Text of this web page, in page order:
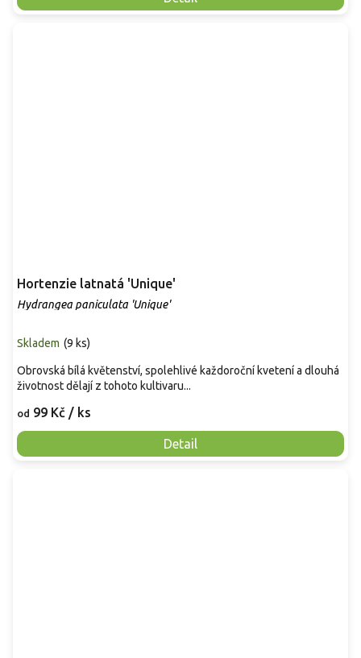
Hortenzie latnatá 'Unique'
Hydrangea paniculata 'Unique'
Skladem (9 ks)
od 99 Kč / ks
Detail
Obrovská bílá květenství, spolehlivé každoroční kvetení a dlouhá
životnost dělají z tohoto kultivaru...